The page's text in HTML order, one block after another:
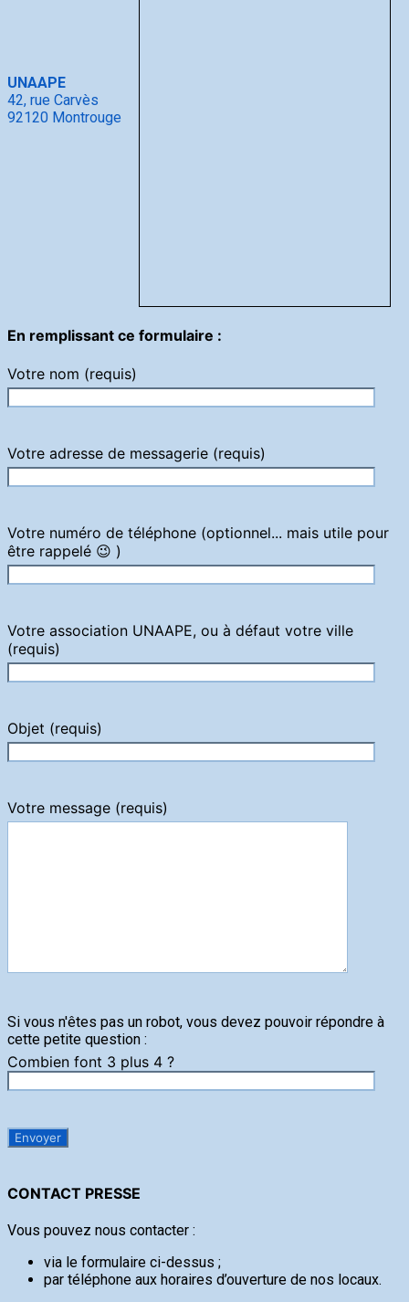
UNAAPE
42, rue Carvès
92120 Montrouge
En remplissant ce formulaire :
Votre nom (requis)
Votre adresse de messagerie (requis)
Votre numéro de téléphone (optionnel... mais utile pour
être rappelé 😉 )
Votre association UNAAPE, ou à défaut votre ville
(requis)
Objet (requis)
Votre message (requis)
Si vous n'êtes pas un robot, vous devez pouvoir répondre à
cette petite question :
Combien font 3 plus 4 ?
CONTACT PRESSE
Vous pouvez nous contacter :
via le formulaire ci-dessus ;
par téléphone aux horaires d’ouverture de nos locaux.